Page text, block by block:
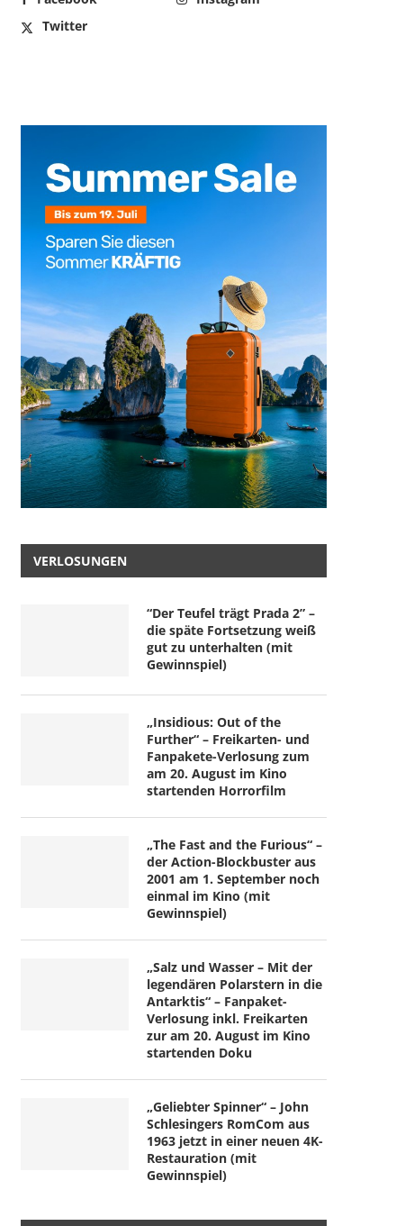
Twitter
VERLOSUNGEN
“Der Teufel trägt Prada 2” –
die späte Fortsetzung weiß
gut zu unterhalten (mit
Gewinnspiel)
„Insidious: Out of the
Further“ – Freikarten- und
Fanpakete-Verlosung zum
am 20. August im Kino
startenden Horrorfilm
„The Fast and the Furious“ –
der Action-Blockbuster aus
2001 am 1. September noch
einmal im Kino (mit
Gewinnspiel)
„Salz und Wasser – Mit der
legendären Polarstern in die
Antarktis“ – Fanpaket-
Verlosung inkl. Freikarten
zur am 20. August im Kino
startenden Doku
„Geliebter Spinner“ – John
Schlesingers RomCom aus
1963 jetzt in einer neuen 4K-
Restauration (mit
Gewinnspiel)